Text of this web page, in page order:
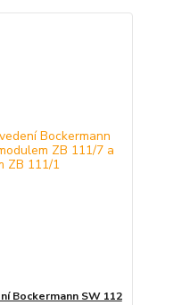
Bockermann SW 112